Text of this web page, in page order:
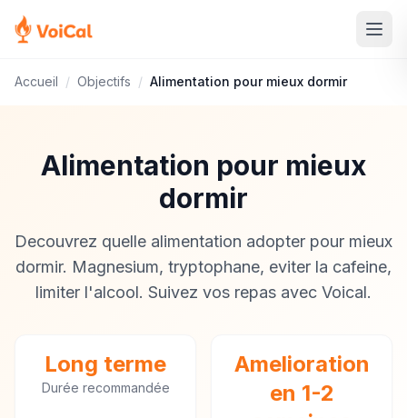
Accueil / Objectifs / Alimentation pour mieux dormir
Alimentation pour mieux
dormir
Decouvrez quelle alimentation adopter pour mieux
dormir. Magnesium, tryptophane, eviter la cafeine,
limiter l'alcool. Suivez vos repas avec Voical.
Long terme
Durée recommandée
Amelioration
en 1-2